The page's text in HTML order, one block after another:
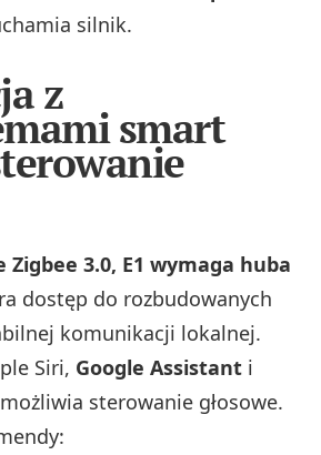
silnik.
z
smart
Zigbee 3.0, E1 wymaga huba
dostęp do rozbudowanych
komunikacji lokalnej.
Siri, Google Assistant i
sterowanie głosowe.